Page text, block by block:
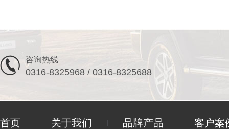
咨询热线
0316-8325968 / 0316-8325688
首页 关于我们 品牌产品 客户案